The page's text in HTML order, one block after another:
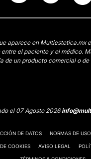
aparece en Multiestetica.mx
el paciente y el médico.
de un producto comercial o de
el 07 Agosto 2026
DE DATOS NORMAS DE USO
COOKIES AVISO LEGAL